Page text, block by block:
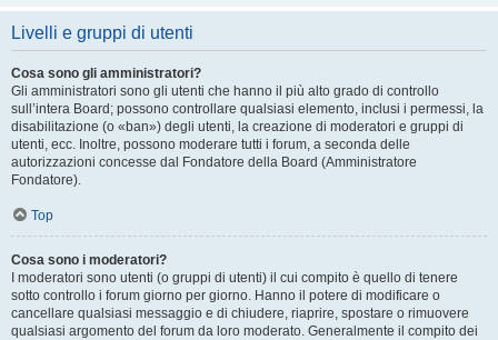
Livelli e gruppi di utenti
Cosa sono gli amministratori?
Gli amministratori sono gli utenti che hanno il più alto grado di controllo
sull’intera Board; possono controllare qualsiasi elemento, inclusi i permessi, la
disabilitazione (o «ban») degli utenti, la creazione di moderatori e gruppi di
utenti, ecc. Inoltre, possono moderare tutti i forum, a seconda delle
autorizzazioni concesse dal Fondatore della Board (Amministratore
Fondatore).
Top
Cosa sono i moderatori?
I moderatori sono utenti (o gruppi di utenti) il cui compito è quello di tenere
sotto controllo i forum giorno per giorno. Hanno il potere di modificare o
cancellare qualsiasi messaggio e di chiudere, riaprire, spostare o rimuovere
qualsiasi argomento del forum da loro moderato. Generalmente il compito dei